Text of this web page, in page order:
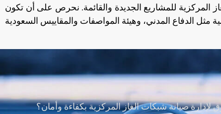
المركزية للمشاريع الجديدة والقائمة. نحرص على أن تكون
صيانة شبكات الغاز المركزية بكفاءة وأمان؟